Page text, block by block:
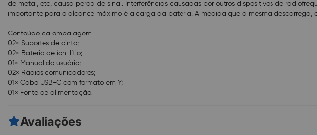
de metal, etc, causa perda de sinal. Interferências causadas por outros dispositivos de
importante para o alcance máximo é a carga da bateria. A medida que a mesma descarrega,
Conteúdo da embalagem
02× Suportes de cinto;
02× Bateria de íon-lítio;
01× Manual do usuário;
02× Rádios comunicadores;
01× Cabo USB-C com formato em Y;
01× Fonte de alimentação.
Avaliações